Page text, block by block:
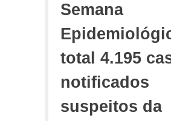
Semana
total 4.195
notificados
suspeitos da